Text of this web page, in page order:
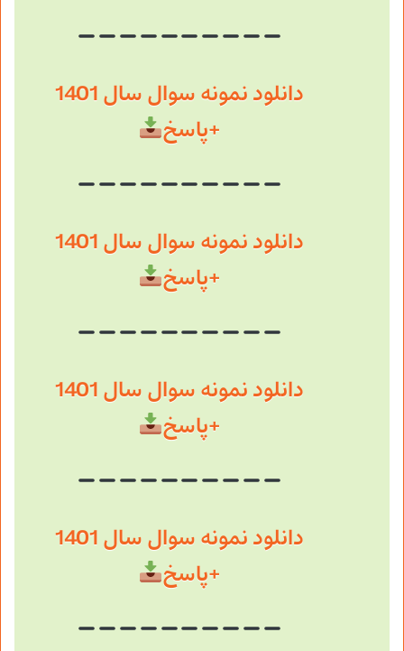
دانلود نمونه سوال سال 1401
+پاسخ
دانلود نمونه سوال سال 1401
+پاسخ
دانلود نمونه سوال سال 1401
+پاسخ
دانلود نمونه سوال سال 1401
+پاسخ